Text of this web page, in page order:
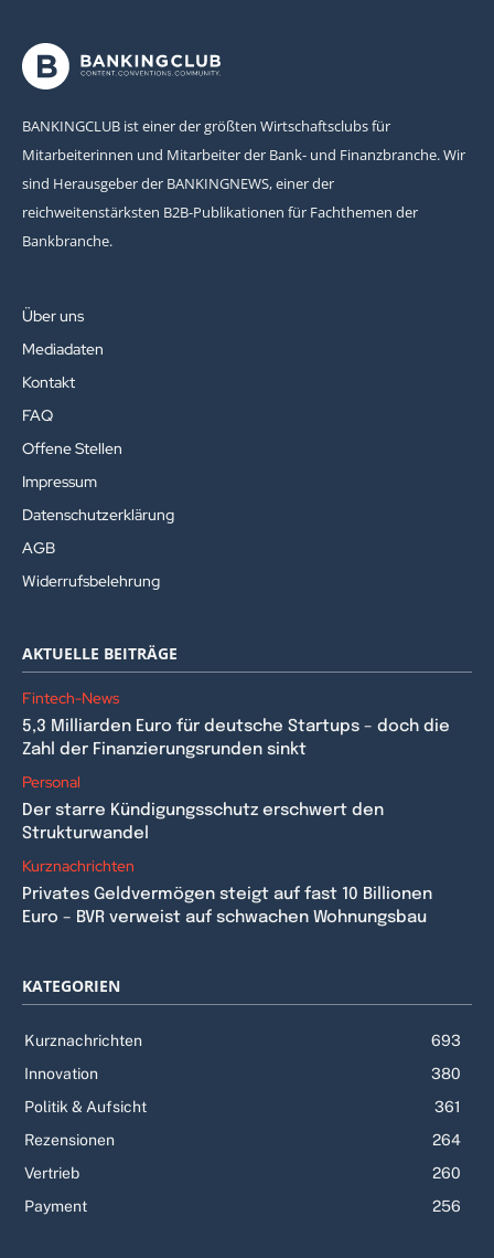
BANKINGCLUB ist einer der größten Wirtschaftsclubs für
Mitarbeiterinnen und Mitarbeiter der Bank- und Finanzbranche. Wir
sind Herausgeber der BANKINGNEWS, einer der
reichweitenstärksten B2B-Publikationen für Fachthemen der
Bankbranche.
Über uns
Mediadaten
Kontakt
FAQ
Offene Stellen
Impressum
Datenschutzerklärung
AGB
Widerrufsbelehrung
AKTUELLE BEITRÄGE
Fintech-News
5,3 Milliarden Euro für deutsche Startups – doch die
Zahl der Finanzierungsrunden sinkt
Personal
Der starre Kündigungsschutz erschwert den
Strukturwandel
Kurznachrichten
Privates Geldvermögen steigt auf fast 10 Billionen
Euro – BVR verweist auf schwachen Wohnungsbau
KATEGORIEN
Kurznachrichten
693
Innovation
380
Politik & Aufsicht
361
Rezensionen
264
Vertrieb
260
Payment
256